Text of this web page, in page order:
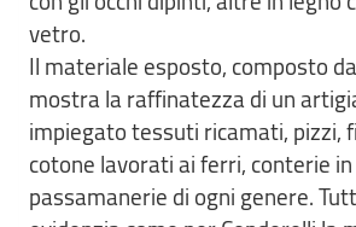
vetro.
Il materiale esposto, composto
mostra la raffinatezza di un
impiegato tessuti ricamati, pizzi,
cotone lavorati ai ferri, conterie in
passamanerie di ogni genere.